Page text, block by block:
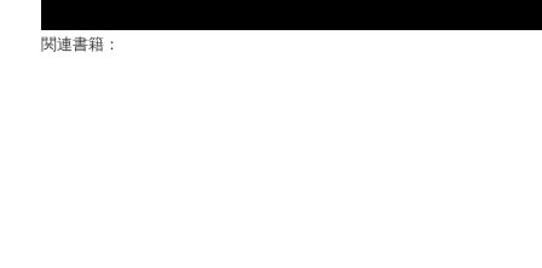
関連書籍：